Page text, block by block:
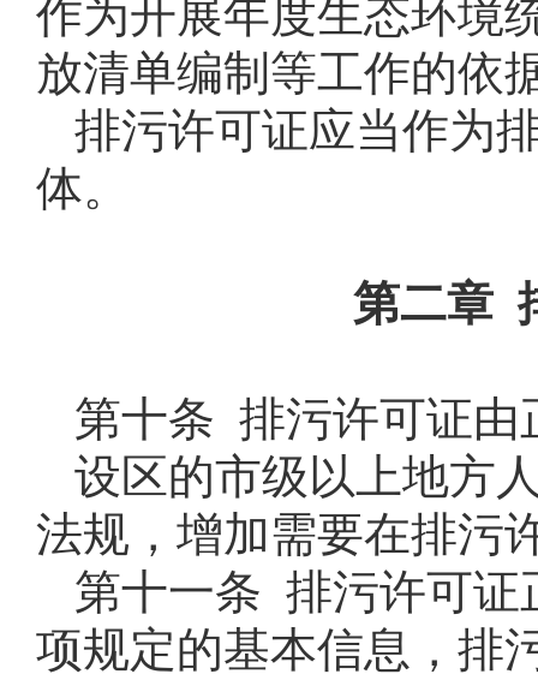
作为开展年度生态环境
放清单编制等工作的依
排污许可证应当作为
体。
第二章
第十条 排污许可证由
设区的市级以上地方
法规，增加需要在排污
第十一条 排污许可证
项规定的基本信息，排